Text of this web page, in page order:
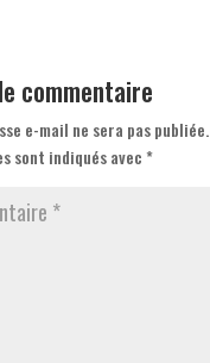
commentaire
e-mail ne sera pas publiée.
sont indiqués avec*